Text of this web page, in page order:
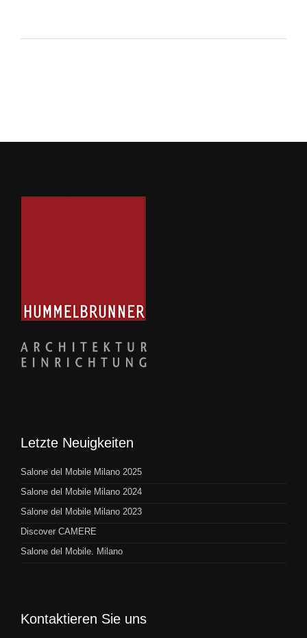
Letzte Neuigkeiten
Salone del Mobile Milano 2025
Salone del Mobile Milano 2024
Salone del Mobile Milano 2023
Discover CAMERE
Salone del Mobile. Milano
Kontaktieren Sie uns